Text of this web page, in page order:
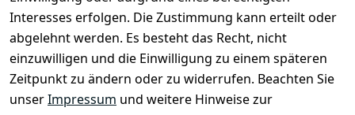
Interesses erfolgen. Die Zustimmung kann erteilt oder
abgelehnt werden. Es besteht das Recht, nicht
einzuwilligen und die Einwilligung zu einem späteren
Zeitpunkt zu ändern oder zu widerrufen. Beachten Sie
unserImpressum und weitere Hinweise zur
Unsere
Partner
FAQ
Unter den
Weingärten 42
63546